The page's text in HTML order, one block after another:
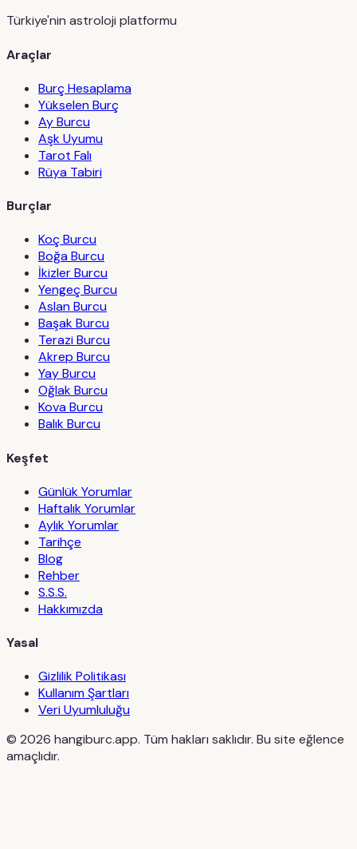
Türkiye'nin astroloji platformu
Araçlar
Burç Hesaplama
Yükselen Burç
Ay Burcu
Aşk Uyumu
Tarot Falı
Rüya Tabiri
Burçlar
Koç Burcu
Boğa Burcu
İkizler Burcu
Yengeç Burcu
Aslan Burcu
Başak Burcu
Terazi Burcu
Akrep Burcu
Yay Burcu
Oğlak Burcu
Kova Burcu
Balık Burcu
Keşfet
Günlük Yorumlar
Haftalık Yorumlar
Aylık Yorumlar
Tarihçe
Blog
Rehber
S.S.S.
Hakkımızda
Yasal
Gizlilik Politikası
Kullanım Şartları
Veri Uyumluluğu
© 2026 hangiburc.app. Tüm hakları saklıdır. Bu site eğlence
amaçlıdır.